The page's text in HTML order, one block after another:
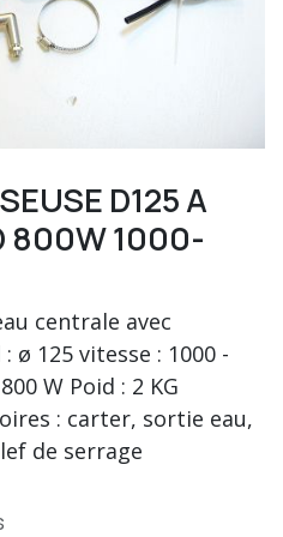
D125 A
800W 1000-
centrale avec
125 vitesse : 1000 -
W Poid : 2 KG
: carter, sortie eau,
de serrage